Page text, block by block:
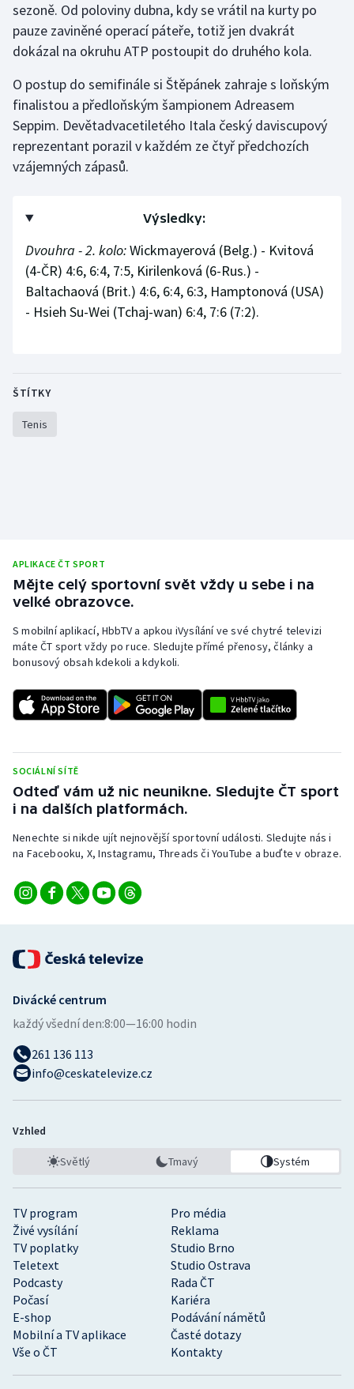
Triatlon
Veslování
Vodní slalom
Volejbal
Ostatní
sezoně. Od poloviny dubna, kdy se vrátil na kurty po
pauze zaviněné operací páteře, totiž jen dvakrát
dokázal na okruhu ATP postoupit do druhého kola.
O postup do semifinále si Štěpánek zahraje s loňským
finalistou a předloňským šampionem Adreasem
Seppim. Devětadvacetiletého Itala český daviscupový
reprezentant porazil v každém ze čtyř předchozích
vzájemných zápasů.
Výsledky:
Dvouhra - 2. kolo:Wickmayerová (Belg.) - Kvitová
(4-ČR) 4:6, 6:4, 7:5, Kirilenková (6-Rus.) -
Baltachaová (Brit.) 4:6, 6:4, 6:3, Hamptonová (USA)
- Hsieh Su-Wei (Tchaj-wan) 6:4, 7:6 (7:2).
ŠTÍTKY
Tenis
APLIKACE ČT SPORT
Mějte celý sportovní svět vždy u sebe i na
velké obrazovce.
S mobilní aplikací, HbbTV a apkou iVysílání ve své chytré televizi
máte ČT sport vždy po ruce. Sledujte přímé přenosy, články a
bonusový obsah kdekoli a kdykoli.
SOCIÁLNÍ SÍTĚ
Odteď vám už nic neunikne. Sledujte ČT sport
i na dalších platformách.
Nenechte si nikde ujít nejnovější sportovní události. Sledujte nás i
na Facebooku, X, Instagramu, Threads či YouTube a buďte v obraze.
TV program
Pro média
Živé vysílání
Reklama
TV poplatky
Studio Brno
Teletext
Studio Ostrava
Podcasty
Rada ČT
Počasí
Kariéra
E-shop
Podávání námětů
Mobilní a TV aplikace
Časté dotazy
Vše o ČT
Kontakty
Divácké centrum
každý všední den:8:00—16:00 hodin
261 136 113
info@ceskatelevize.cz
Vzhled
Světlý Tmavý Systém